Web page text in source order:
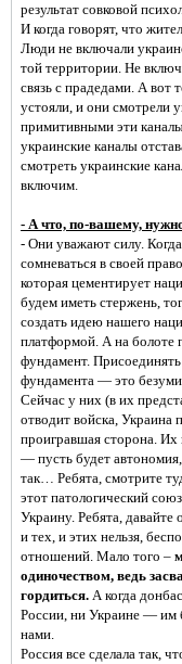
результат совковой
И когда говорят, что
Люди не включали
той территории. Не
связь с прадедами. А
устояли, и они смотрели
примитивными эти
украинские каналы
смотреть украинские
включим.
- А что, по-вашему,
- Они уважают силу.
сомневаться в своей
которая цементирует
будем иметь стержень,
создать идею нашего
платформой. А на болоте
фундамент.
фундамента — это
Сейчас у них (в их
отводит войска, Украина
проигравшая сторона.
— пусть будет
так… Ребята, смотрите
этот патологический
Украину. Ребята,
и тех, и этих нельзя,
отношений. Мало того –
одиночеством, ведь
гордиться. А когда
России, ни Украине — им
нами.
Россия все сделала так,